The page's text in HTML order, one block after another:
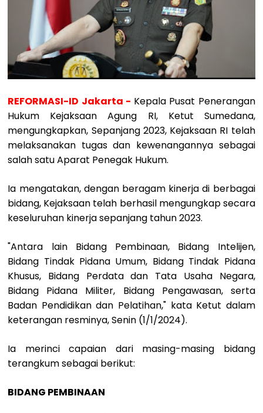
REFORMASI-ID Jakarta - Kepala Pusat Penerangan
Hukum Kejaksaan Agung RI, Ketut Sumedana,
mengungkapkan, Sepanjang 2023, Kejaksaan RI telah
melaksanakan tugas dan kewenangannya sebagai
salah satu Aparat Penegak Hukum.
Ia mengatakan, dengan beragam kinerja di berbagai
bidang, Kejaksaan telah berhasil mengungkap secara
keseluruhan kinerja sepanjang tahun 2023.
"Antara lain Bidang Pembinaan, Bidang Intelijen,
Bidang Tindak Pidana Umum, Bidang Tindak Pidana
Khusus, Bidang Perdata dan Tata Usaha Negara,
Bidang Pidana Militer, Bidang Pengawasan, serta
Badan Pendidikan dan Pelatihan," kata Ketut dalam
keterangan resminya, Senin (1/1/2024).
Ia merinci capaian dari masing-masing bidang
terangkum sebagai berikut:
BIDANG PEMBINAAN